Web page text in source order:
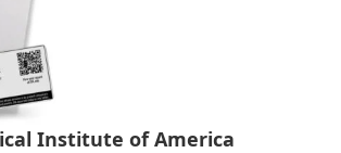
Institute of America